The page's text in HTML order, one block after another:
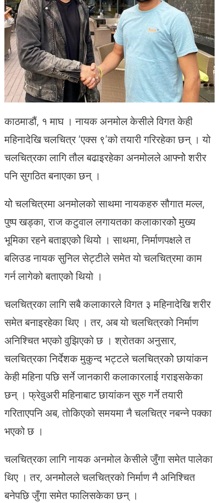
काठमाडौं, १ माघ । नायक अनमोल केसीले विगत केही
महिनादेखि चलचित्र ‘एक्स ९’को तयारी गरिरहेका छन् । यो
चलचित्रका लागि तौल बढाइरहेका अनमोलले आफ्नोे शरीर
पनि सुगठित बनाएका छन् ।
योे चलचित्रमा अनमोलको साथमा नायकहरु सौगात मल्ल,
पुष्प खड्का, राज कटुवाल लगायतका कलाकारकोे मुख्य
भूमिका रहने बताइएकोे थियोे । साथमा, निर्माणपक्षले त
बलिउड नायक सुनिल सेट्टीले समेत यो चलचित्रमा काम
गर्न लागेको बताएकोे थियो ।
चलचित्रका लागि सबै कलाकारले विगत ३ महिनादेखि शरीर
समेत बनाइरहेका थिए । तर, अब यो चलचित्रको निर्माण
अनिश्चित भएको वुझिएको छ । श्रोतका अनुसार,
चलचित्रका निर्देशक मुकुन्द भट्टले चलचित्रकोे छायांकन
केही महिना पछि सर्ने जानकारी कलाकारलाई गराइसकेका
छन् । फ्रेवुअरी महिनाबाट छायांकन सुरु गर्ने तयारी
गरिताएपनि अब, तोकिएको समयमा नै चलचित्र नबन्ने पक्का
भएको छ ।
चलचित्रका लागि नायक अनमोल केसीले जुँगा समेत पालेका
थिए । तर, अनमोेलले चलचित्रको निर्माण नै अनिश्चित
बनेपछि जुँगा समेत फालिसकेका छन् ।